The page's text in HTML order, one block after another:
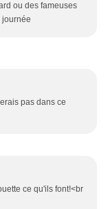
ou des fameuses
journée
pas dans ce
ce qu'ils font!<br